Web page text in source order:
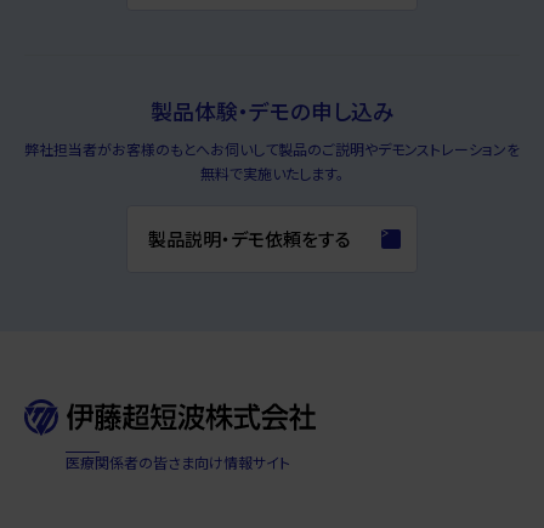
製品体験・デモの申し込み
弊社担当者がお客様のもとへお伺いして製品のご説明やデモンストレーションを
無料で実施いたします。
製品説明・デモ依頼をする
医療関係者の皆さま向け情報サイト